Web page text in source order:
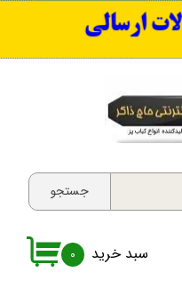
۰
جستجو
ارسالی
سبد خرید